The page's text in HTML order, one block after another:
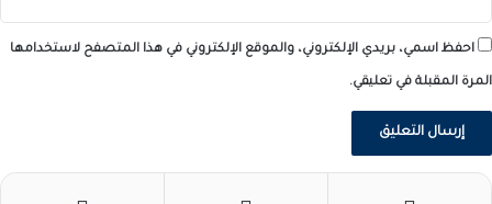
احفظ اسمي، بريدي الإلكتروني، والموقع الإلكتروني في هذا المتصفح لاستخدامها
المرة المقبلة في تعليقي.